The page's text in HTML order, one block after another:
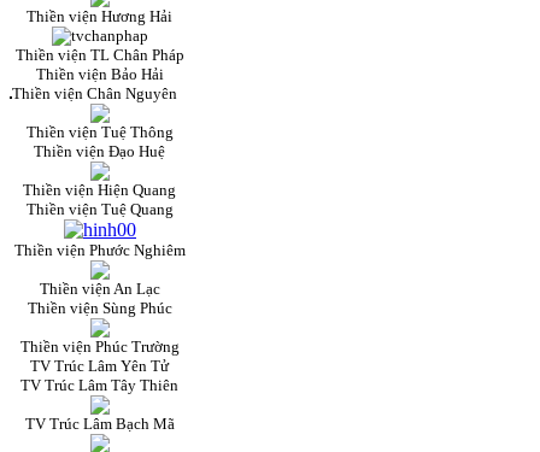
Thiền viện Hương Hải
Thiền viện TL Chân Pháp
Thiền viện Bảo Hải
Thiền viện Chân Nguyên
Thiền viện Tuệ Thông
Thiền viện Đạo Huệ
Thiền viện Hiện Quang
Thiền viện Tuệ Quang
Thiền viện Phước Nghiêm
Thiền viện An Lạc
Thiền viện Sùng Phúc
Thiền viện Phúc Trường
TV Trúc Lâm Yên Tử
TV Trúc Lâm Tây Thiên
TV Trúc Lâm Bạch Mã